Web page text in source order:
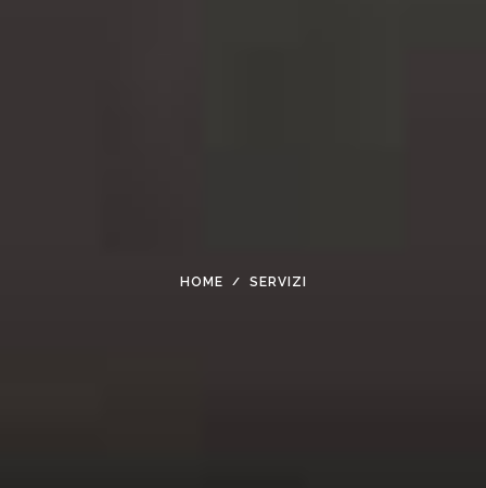
HOME SERVIZI